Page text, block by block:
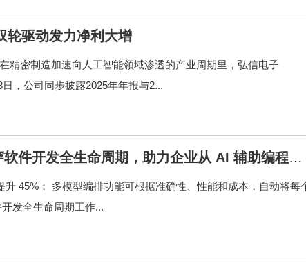
轮驱动发力净利大增
精密制造加速向人工智能领域渗透的产业周期里，弘信电子
，公司同步披露2025年年报与2...
件开发全生命周期，助力企业从 AI 辅助编程迈
45%； 多模型编排功能可根据准确性、性能和成本，自动将每
发全生命周期工作...